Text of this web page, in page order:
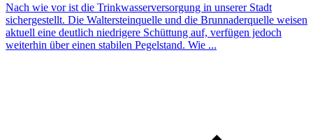
Nach wie vor ist die Trinkwasserversorgung in unserer Stadt
sichergestellt. Die Waltersteinquelle und die Brunnaderquelle weisen
aktuell eine deutlich niedrigere Schüttung auf, verfügen jedoch
weiterhin über einen stabilen Pegelstand. Wie ...